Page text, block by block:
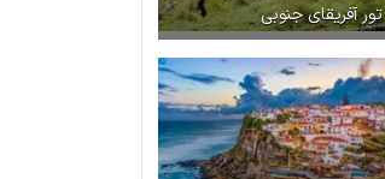
تور آفریقای جنوبی